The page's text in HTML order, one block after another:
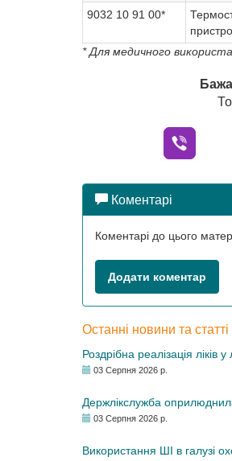
9032 10 91 00*
* Для медичного
Коментарі
Коментарі до цього
Додати коментар
Останні новини та статті
Роздрібна реалізація ліків
03 Серпня 2026 р.
Держлікслужба
03 Серпня 2026 р.
Використання ШІ в галузі